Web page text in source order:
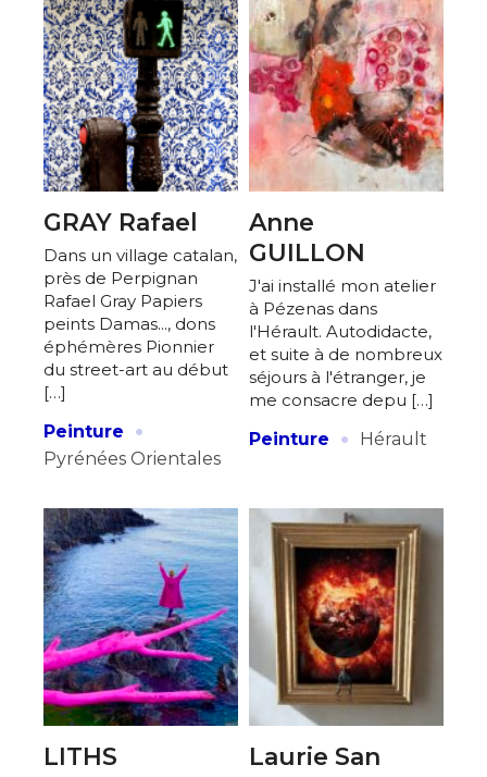
GRAY Rafael
Dans un village catalan,
près de Perpignan
Rafael Gray Papiers
peints Damas..., dons
éphémères Pionnier
du street-art au début
[…]
Peinture
·
Pyrénées Orientales
Anne
GUILLON
J'ai installé mon atelier
à Pézenas dans
l'Hérault. Autodidacte,
et suite à de nombreux
séjours à l'étranger, je
me consacre depu […]
Peinture
· Hérault
LITHS Laurie San